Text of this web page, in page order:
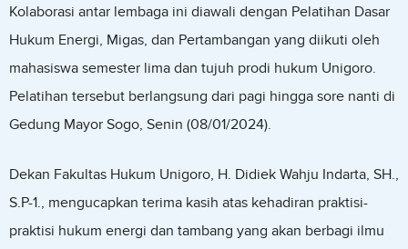
Kolaborasi antar lembaga ini diawali dengan Pelatihan Dasar
Hukum Energi, Migas, dan Pertambangan yang diikuti oleh
mahasiswa semester lima dan tujuh prodi hukum Unigoro.
Pelatihan tersebut berlangsung dari pagi hingga sore nanti di
Gedung Mayor Sogo, Senin (08/01/2024).
Dekan Fakultas Hukum Unigoro, H. Didiek Wahju Indarta, SH.,
S.P-1., mengucapkan terima kasih atas kehadiran praktisi-
praktisi hukum energi dan tambang yang akan berbagi ilmu